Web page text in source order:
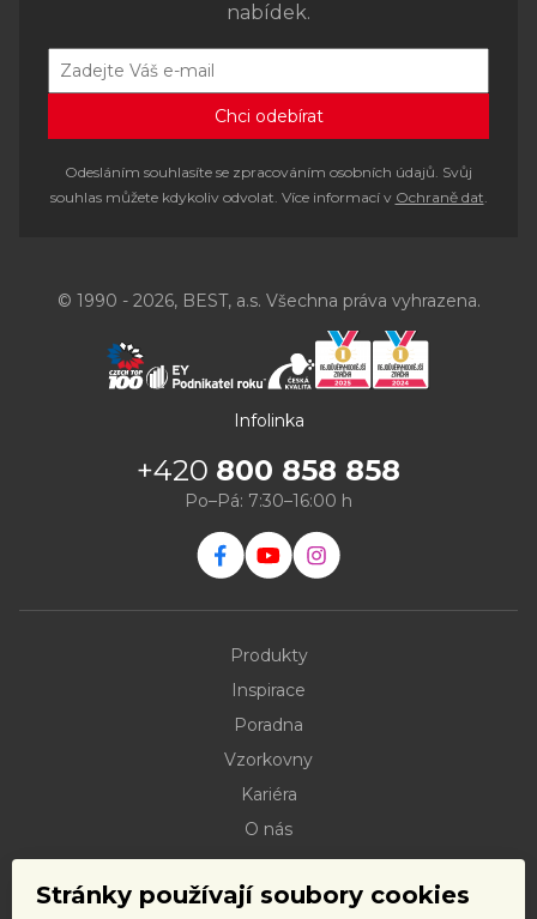
Stránky používají soubory cookies
nabídek.
Odesláním souhlasíte se zpracováním osobních údajů. Svůj
souhlas můžete kdykoliv odvolat. Více informací v Ochraně dat.
© 1990 - 2026, BEST, a.s. Všechna práva vyhrazena.
Infolinka
+420 800 858 858
Po–Pá: 7:30–16:00 h
Produkty
Inspirace
Poradna
Vzorkovny
Kariéra
O nás
Dokumenty ke stažení